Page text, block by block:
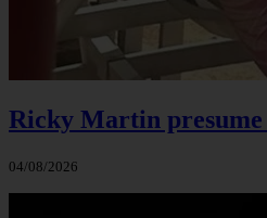
Ricky Martin presume
04/08/2026